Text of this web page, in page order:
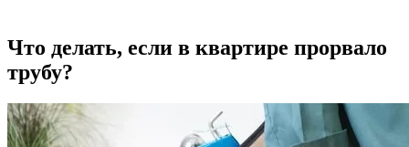
Что делать, если в квартире прорвало
трубу?